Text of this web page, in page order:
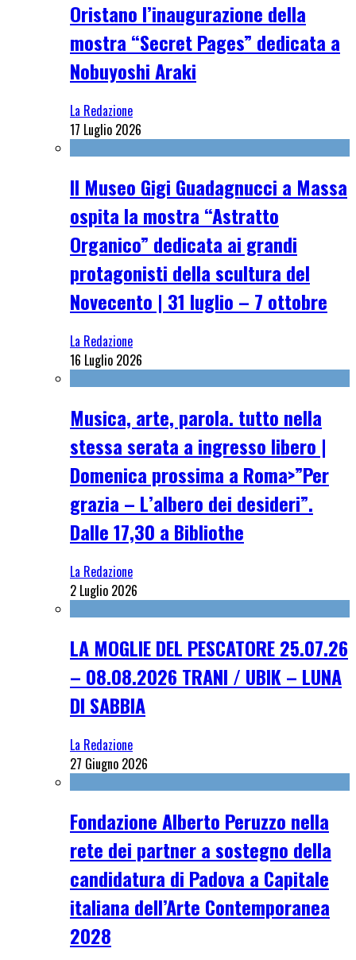
Oristano l’inaugurazione della
mostra “Secret Pages” dedicata a
Nobuyoshi Araki
La Redazione
17 Luglio 2026
Il Museo Gigi Guadagnucci a Massa
ospita la mostra “Astratto
Organico” dedicata ai grandi
protagonisti della scultura del
Novecento | 31 luglio – 7 ottobre
La Redazione
16 Luglio 2026
Musica, arte, parola. tutto nella
stessa serata a ingresso libero |
Domenica prossima a Roma>”Per
grazia – L’albero dei desideri”.
Dalle 17,30 a Bibliothe
La Redazione
2 Luglio 2026
LA MOGLIE DEL PESCATORE 25.07.26
– 08.08.2026 TRANI / UBIK – LUNA
DI SABBIA
La Redazione
27 Giugno 2026
Fondazione Alberto Peruzzo nella
rete dei partner a sostegno della
candidatura di Padova a Capitale
italiana dell’Arte Contemporanea
2028